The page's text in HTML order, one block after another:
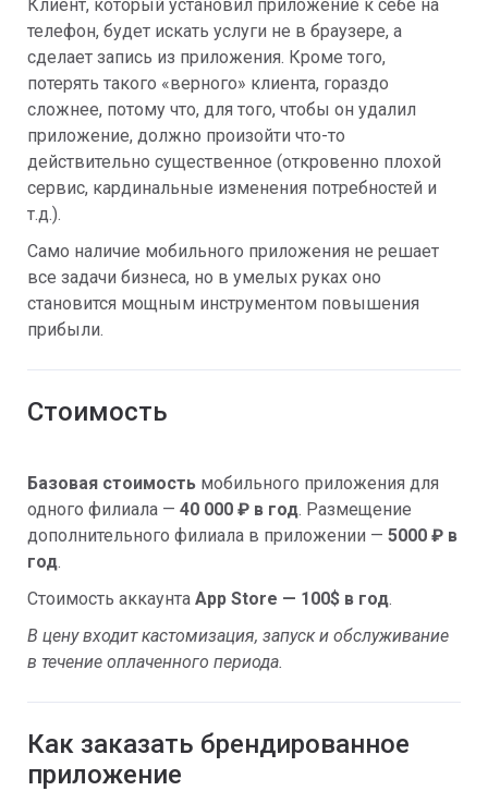
Клиент, который установил приложение к себе на
телефон, будет искать услуги не в браузере, а
сделает запись из приложения. Кроме того,
потерять такого «верного» клиента, гораздо
сложнее, потому что, для того, чтобы он удалил
приложение, должно произойти что-то
действительно существенное (откровенно плохой
сервис, кардинальные изменения потребностей и
т.д.).
Само наличие мобильного приложения не решает
все задачи бизнеса, но в умелых руках оно
становится мощным инструментом повышения
прибыли.
Стоимость
Базовая стоимость мобильного приложения для
одного филиала — 40 000 ₽ в год. Размещение
дополнительного филиала в приложении — 5000 ₽ в
год.
Стоимость аккаунта App Store — 100$ в год.
В цену входит кастомизация, запуск и обслуживание
в течение оплаченного периода.
Как заказать брендированное
приложение